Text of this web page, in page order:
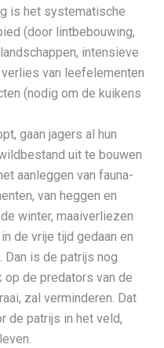
is het systematische
(door lintbebouwing,
intensieve
van leefelementen
(nodig om de kuikens
gaan jagers al hun
uit te bouwen
aanleggen van fauna-
van heggen en
winter, maaiverliezen
de vrije tijd gedaan en
Dan is de patrijs nog
op de predators van de
zal verminderen. Dat
de patrijs in het veld,